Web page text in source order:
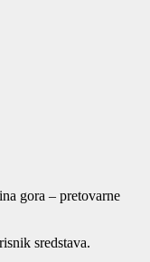
gora – pretovarne
sredstava.